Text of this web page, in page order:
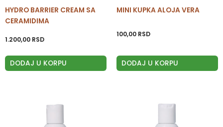
HYDRO BARRIER CREAM SA
CERAMIDIMA
1.200,00 RSD
DODAJ U KORPU
MINI KUPKA ALOJA VERA
100,00 RSD
DODAJ U KORPU